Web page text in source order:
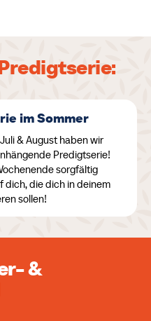
im Sommer
& August haben wir
Predigtserie!
sorgfältig
dich, die dich in deinem
sollen!
&